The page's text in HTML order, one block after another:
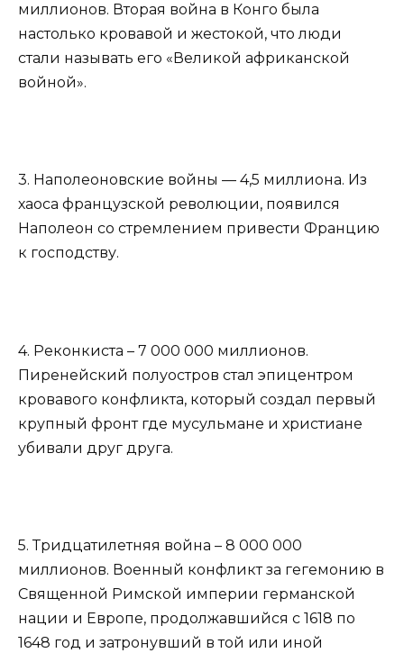
миллионов. Вторая война в Конго была
настолько кровавой и жестокой, что люди
стали называть его «Великой африканской
войной».
3. Наполеоновские войны — 4,5 миллиона. Из
хаоса французской революции, появился
Наполеон со стремлением привести Францию
к господству.
4. Реконкиста – 7 000 000 миллионов.
Пиренейский полуостров стал эпицентром
кровавого конфликта, который создал первый
крупный фронт где мусульмане и христиане
убивали друг друга.
5. Тридцатилетняя война – 8 000 000
миллионов. Военный конфликт за гегемонию в
Священной Римской империи германской
нации и Европе, продолжавшийся с 1618 по
1648 год и затронувший в той или иной